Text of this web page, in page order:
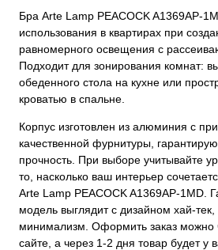
Бра Arte Lamp PEACOCK A1369AP-
использования в квартирах при
равномерного освещения с
Подходит для зонирования комнат:
обеденного стола на кухне или
кроватью в спальне.
Корпус изготовлен из алюминия с
качественной фурнитуры,
прочность. При выборе учитывайте
то, насколько ваш интерьер
Arte Lamp PEACOCK A1369AP-1MD.
модель выглядит с дизайном хай-
минимализм. Оформить заказ можно
сайте, а через 1-2 дня товар будет у